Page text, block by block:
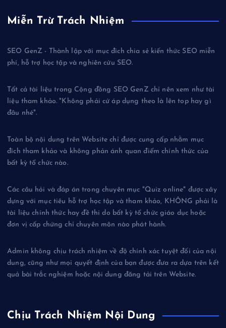
Miễn Trừ Trách Nhiệm
SEO GenZ - Thành lập với mục đích chia sẻ kiến thức SEO miễn
phí, hỗ trợ học tập và nghiên cứu SEO.
Tất cả tài liệu trong Cộng đồng SEO GenZ chỉ nên xem như tài
liệu tham khảo. "Không phải cứ áp dụng theo là lên top hay gì
đâu nhé".
Toàn bộ nội dung trên Website chỉ được cung cấp nhằm mục
đích tham khảo và không phản ánh quan điểm chính thức của
bất kỳ tổ chức nào.
Các câu hỏi và đáp án trong chuyên mục "Quiz online" được xây
dựng với mục tiêu hỗ trợ học tập và tham khảo, KHÔNG phải là
tài liệu chính thức hay đề thi do bất kỳ tổ chức giáo dục hoặc
đơn vị cấp chứng chỉ chuyên môn nào phát hành.
Admin không chịu trách nhiệm về độ chính xác tuyệt đối của nội
dung, cũng như mọi quyết định của bạn được đưa ra dựa trên kết
quả bài trắc nghiệm hoặc nội dung đăng tải trên Website.
Chịu Trách Nhiệm Nội Dung